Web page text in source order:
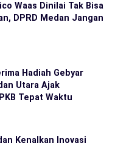
Waas Dinilai Tak Bisa
DPRD Medan Jangan
Hadiah Gebyar
Utara Ajak
Tepat Waktu
Kenalkan Inovasi